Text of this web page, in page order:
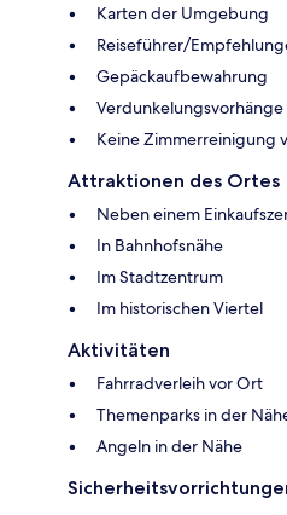
Karten der Umgebung
Reiseführer/
Gepäckaufbewahrung
Verdunkelungsvorhänge
Keine Zimmerreinigung
Attraktionen des Ortes
Neben einem
In Bahnhofsnähe
Im Stadtzentrum
Im historischen Viertel
Aktivitäten
Fahrradverleih vor Ort
Themenparks in der
Angeln in der Nähe